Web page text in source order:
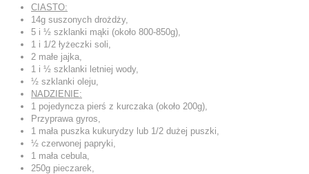
CIASTO:
14g suszonych drożdży,
5 i ½ szklanki mąki (około 800-850g),
1 i 1/2 łyżeczki soli,
2 małe jajka,
1 i ½ szklanki letniej wody,
½ szklanki oleju,
NADZIENIE:
1 pojedyncza pierś z kurczaka (około 200g),
Przyprawa gyros,
1 mała puszka kukurydzy lub 1/2 dużej puszki,
½ czerwonej papryki,
1 mała cebula,
250g pieczarek,